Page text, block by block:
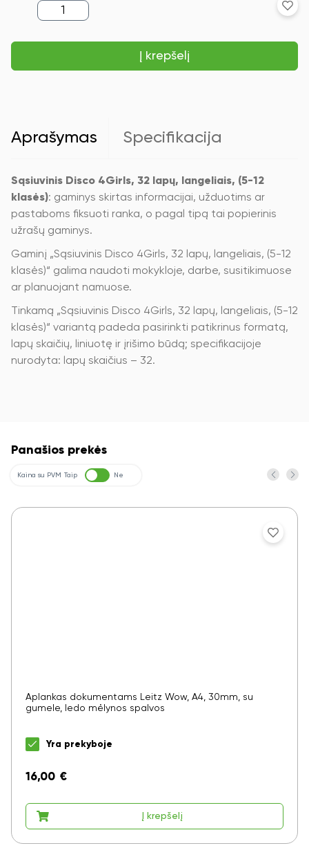
produkto
kiekis:
Disco
32
klasės)
Į krepšelį
Aprašymas Specifikacija
Sąsiuvinis Disco 4Girls, 32 lapų, langeliais, (5-12
klasės): gaminys skirtas informacijai, užduotims ar
pastaboms fiksuoti ranka, o pagal tipą tai popierinis
užrašų gaminys.
Gaminį „Sąsiuvinis Disco 4Girls, 32 lapų, langeliais, (5-12
klasės)“ galima naudoti mokykloje, darbe, susitikimuose
ar planuojant namuose.
Tinkamą „Sąsiuvinis Disco 4Girls, 32 lapų, langeliais, (5-12
klasės)“ variantą padeda pasirinkti patikrinus formatą,
lapų skaičių, liniuotę ir įrišimo būdą; specifikacijoje
nurodyta: lapų skaičius – 32.
Panašios prekės
Kaina su PVM Taip Ne
Aplankas dokumentams Leitz Wow, A4, 30mm, su
gumele, ledo mėlynos spalvos
Yra prekyboje
16,00 €
Į krepšelį